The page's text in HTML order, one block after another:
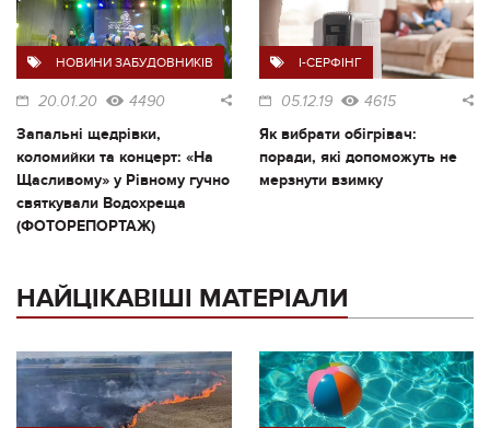
НОВИНИ ЗАБУДОВНИКІВ
20.01.20 4490
Запальні щедрівки,
коломийки та концерт: «На
Щасливому» у Рівному гучно
святкували Водохреща
(ФОТОРЕПОРТАЖ)
I-СЕРФІНГ
05.12.19 4615
Як вибрати обігрівач:
поради, які допоможуть не
мерзнути взимку
НАЙЦІКАВІШІ МАТЕРІАЛИ